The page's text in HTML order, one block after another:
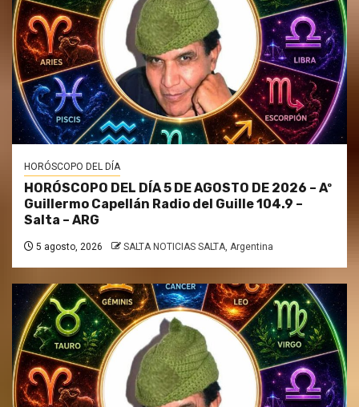
HORÓSCOPO DEL DÍA
HORÓSCOPO DEL DÍA 5 DE AGOSTO DE 2026 – Aº
Guillermo Capellán Radio del Guille 104.9 –
Salta – ARG
5 agosto, 2026 SALTA NOTICIAS SALTA, Argentina